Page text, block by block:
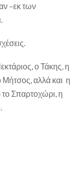
–εκ των
ο Τάκης, η
αλλά και η
το Σπαρτοχώρι, η